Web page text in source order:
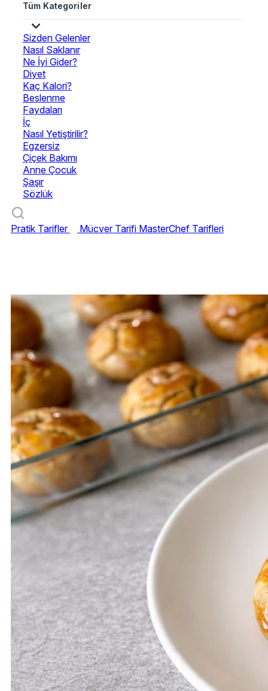
Tüm Kategoriler
Sizden Gelenler
Nasıl Saklanır
Ne İyi Gider?
Diyet
Kaç Kalori?
Beslenme
Faydaları
İç
Nasıl Yetiştirilir?
Egzersiz
Çiçek Bakımı
Anne Çocuk
Şaşır
Sözlük
Pratik Tarifler Mücver Tarifi MasterChef Tarifleri